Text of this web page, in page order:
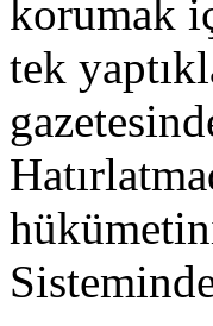
korumak
tek